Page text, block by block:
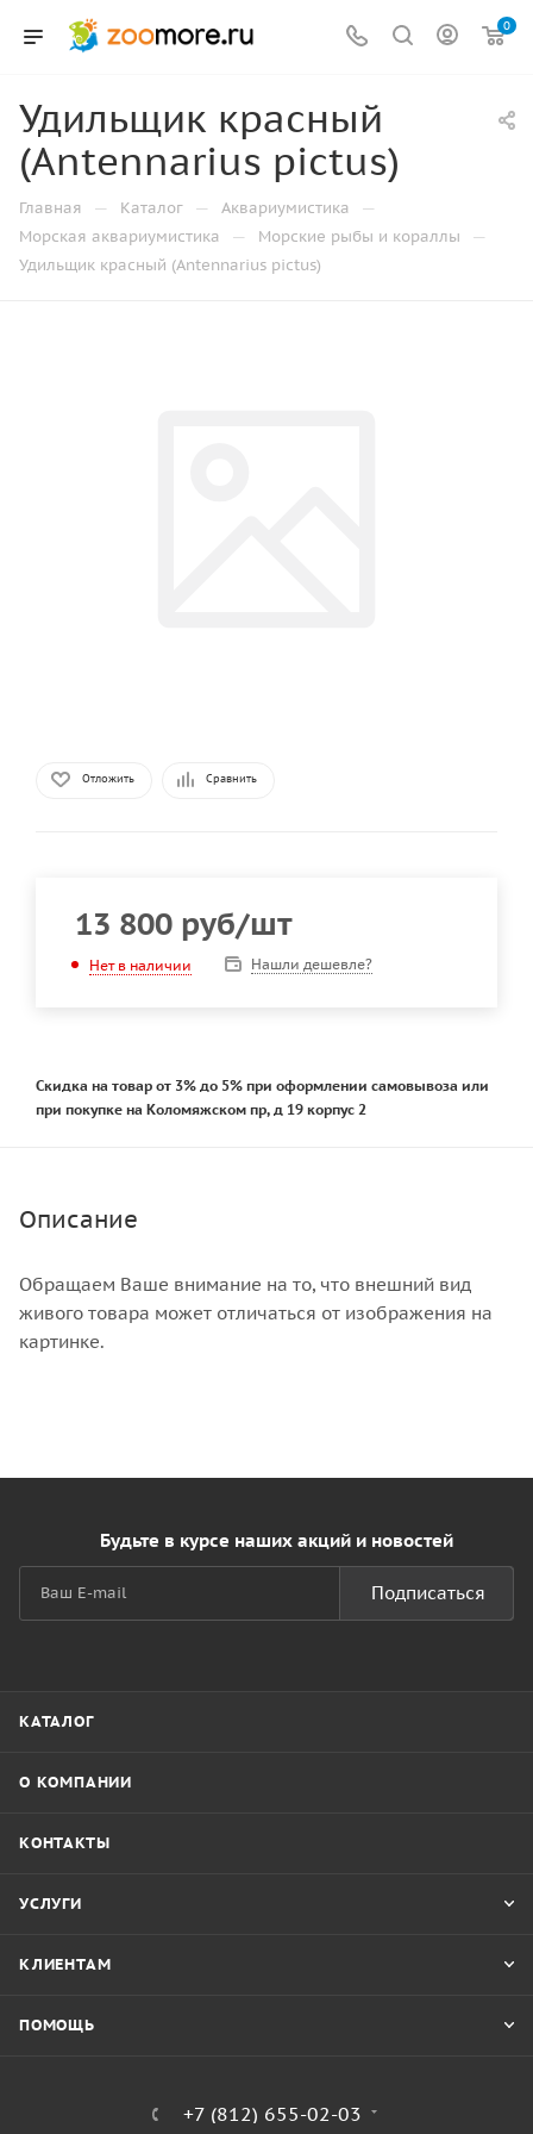
0
Удильщик красный
(Antennarius pictus)
Главная — Каталог — Аквариумистика —
Морская аквариумистика — Морские рыбы и кораллы —
Удильщик красный (Antennarius pictus)
Отложить Сравнить
13 800 руб/шт
Нет в наличии Нашли дешевле?
Скидка на товар от 3% до 5% при оформлении самовывоза или
при покупке на Коломяжском пр, д 19 корпус 2
Описание
Обращаем Ваше внимание на то, что внешний вид
живого товара может отличаться от изображения на
картинке.
Будьте в курсе наших акций и новостей
Подписаться
КАТАЛОГ
О КОМПАНИИ
КОНТАКТЫ
УСЛУГИ
КЛИЕНТАМ
ПОМОЩЬ
+7 (812) 655-02-03